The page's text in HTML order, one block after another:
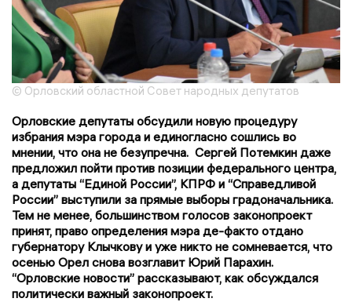
© Орловский областной Совет народных депутатов
Орловские депутаты обсудили новую процедуру
избрания мэра города и единогласно сошлись во
мнении, что она не безупречна. Сергей Потемкин даже
предложил пойти против позиции федерального центра,
а депутаты “Единой России”, КПРФ и “Справедливой
России” выступили за прямые выборы градоначальника.
Тем не менее, большинством голосов законопроект
принят, право определения мэра де-факто отдано
губернатору Клычкову и уже никто не сомневается, что
осенью Орел снова возглавит Юрий Парахин.
“Орловские новости” рассказывают, как обсуждался
политически важный законопроект.